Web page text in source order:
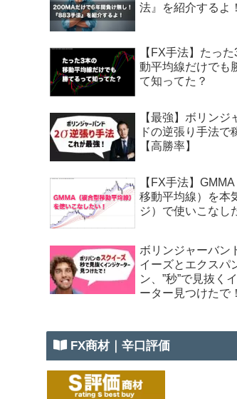
法』を紹介するよ！
【FX手法】たっ
動平均線だけでも
て知ってた？
【最強】ボリンジ
ドの逆張り手法で
【高勝率】
【FX手法】
移動平均線）を本
ジ）で使いこなし
ボリンジャーバン
イーズとエクスパ
ン、”秒”で見抜く
ーター見つけたで！
FX商材｜辛口評価